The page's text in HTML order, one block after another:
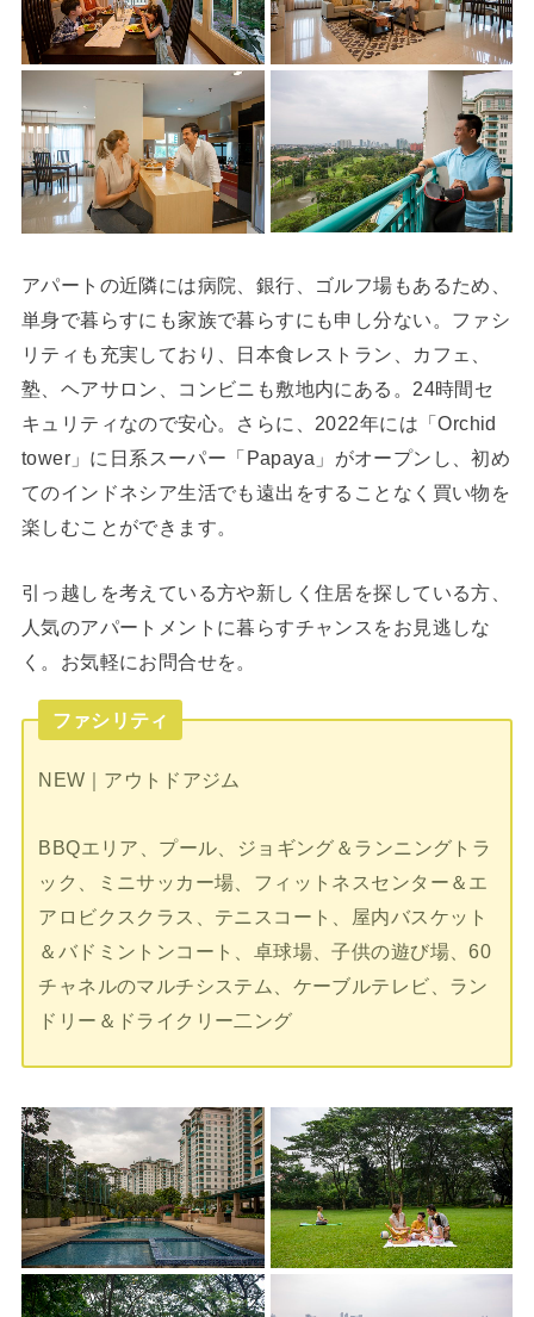
アパートの近隣には病院、銀行、ゴルフ場もあるため、
単身で暮らすにも家族で暮らすにも申し分ない。ファシ
リティも充実しており、日本食レストラン、カフェ、
塾、ヘアサロン、コンビニも敷地内にある。24時間セ
キュリティなので安心。さらに、2022年には「Orchid
tower」に日系スーパー「Papaya」がオープンし、初め
てのインドネシア生活でも遠出をすることなく買い物を
楽しむことができます。
引っ越しを考えている方や新しく住居を探している方、
人気のアパートメントに暮らすチャンスをお見逃しな
く。お気軽にお問合せを。
ファシリティ
NEW｜アウトドアジム
BBQエリア、プール、ジョギング＆ランニングトラ
ック、ミニサッカー場、フィットネスセンター＆エ
アロビクスクラス、テニスコート、屋内バスケット
＆バドミントンコート、卓球場、子供の遊び場、60
チャネルのマルチシステム、ケーブルテレビ、ラン
ドリー＆ドライクリー二ング